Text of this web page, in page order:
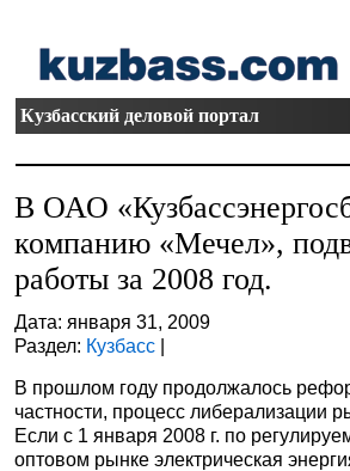
Кузбасский деловой портал
В ОАО
компанию «Мечел»,
работы за 2008 год.
Дата: января 31, 2009
Раздел: Кузбасс |
В прошлом году продолжалось
частности, процесс либерализации
Если с 1 января 2008 г. по
оптовом рынке электрическая